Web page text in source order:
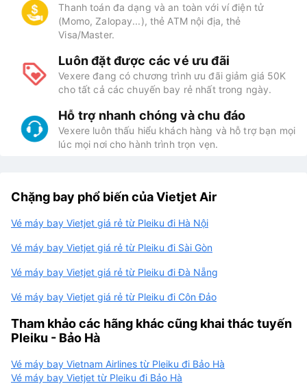
Thanh toán đa dạng và an toàn với ví điện tử
(Momo, Zalopay...), thẻ ATM nội địa, thẻ
Visa/Master.
Luôn đặt được các vé ưu đãi
Vexere đang có chương trình ưu đãi giảm giá 50K
cho tất cả các chuyến bay rẻ nhất trong ngày.
Hỗ trợ nhanh chóng và chu đáo
Vexere luôn thấu hiểu khách hàng và hỗ trợ bạn mọi
lúc mọi nơi cho hành trình trọn vẹn.
Chặng bay phổ biến của Vietjet Air
Vé máy bay Vietjet giá rẻ từ Pleiku đi Hà Nội
Vé máy bay Vietjet giá rẻ từ Pleiku đi Sài Gòn
Vé máy bay Vietjet giá rẻ từ Pleiku đi Đà Nẵng
Vé máy bay Vietjet giá rẻ từ Pleiku đi Côn Đảo
Tham khảo các hãng khác cũng khai thác tuyến
Pleiku - Bảo Hà
Vé máy bay Vietnam Airlines từ Pleiku đi Bảo Hà
Vé máy bay Vietjet từ Pleiku đi Bảo Hà